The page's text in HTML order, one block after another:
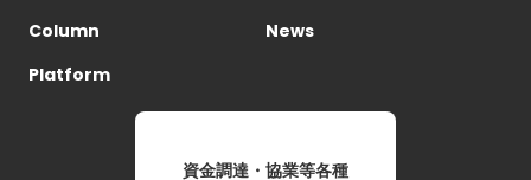
Column
News
Platform
資金調達・協業等各種